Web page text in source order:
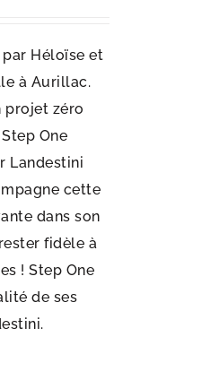
Héloïse et
à Aurillac.
projet zéro
One
Landestini
cette
dans son
fidèle à
! Step One
de ses